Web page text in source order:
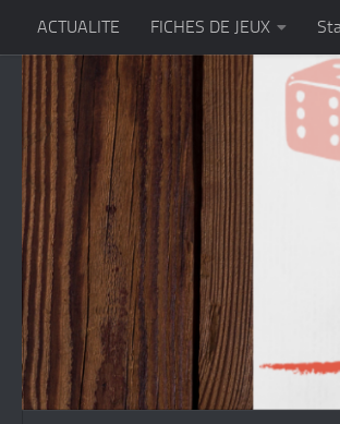
Skip to content
ACTUALITE FICHES DE JEUX